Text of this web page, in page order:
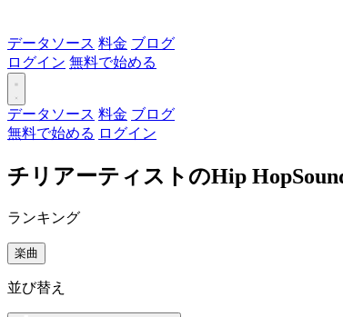
データソース 料金 ブログ
ログイン 無料で始める
データソース 料金 ブログ
無料で始める ログイン
チリアーティストのHip
ランキング
楽曲
並び替え